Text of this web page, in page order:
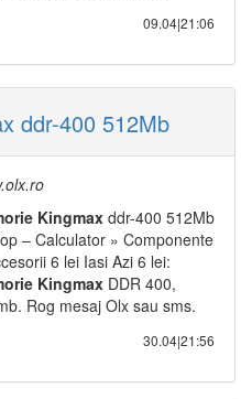
09.04|21:06
ddr-400 512Mb
Kingmax ddr-400 512Mb
– Calculator » Componente
6 lei Iasi Azi 6 lei:
Kingmax DDR 400,
Rog mesaj Olx sau sms.
30.04|21:56